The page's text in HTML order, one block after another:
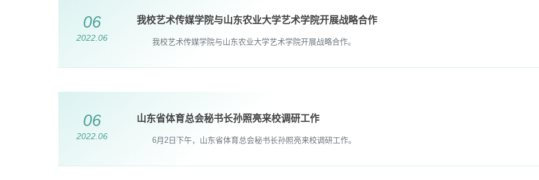
06
2022.06
我校艺术传媒学院与山东农业大学艺术学院开展战略合作
我校艺术传媒学院与山东农业大学艺术学院开展战略合作。
06
2022.06
山东省体育总会秘书长孙照亮来校调研工作
6月2日下午，山东省体育总会秘书长孙照亮来校调研工作。